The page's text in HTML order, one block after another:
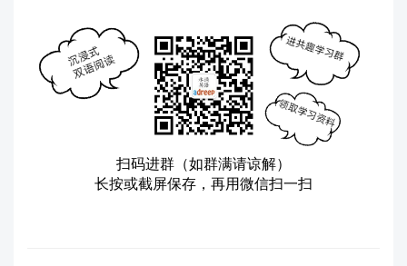
扫码进群（如群满请谅解）
长按或截屏保存，再用微信扫一扫